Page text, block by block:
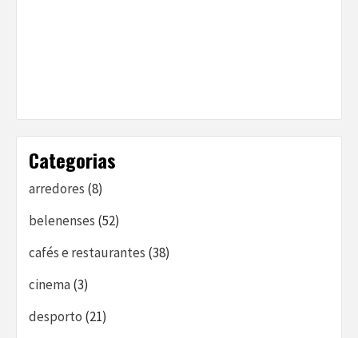
Categorias
arredores (8)
belenenses (52)
cafés e restaurantes (38)
cinema(3)
desporto (21)